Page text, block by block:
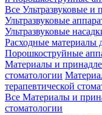
Все Ультразвуковые
Ультразвуковые
Ультразвуковые
Расходные материалы
Порошкоструйные
Материалы и
стоматологии
терапевтической
Все Материалы и
стоматологии